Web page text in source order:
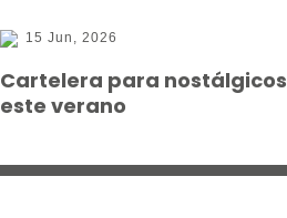
15 Jun, 2026
Cartelera para nostálgicos
este verano